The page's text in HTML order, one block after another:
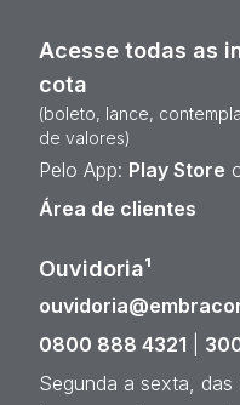
Acesse todas as
cota
(boleto, lance,
de valores)
Pelo App: Play Store
Área de clientes
Ouvidoria¹
0800 888 4321
Segunda a sexta,